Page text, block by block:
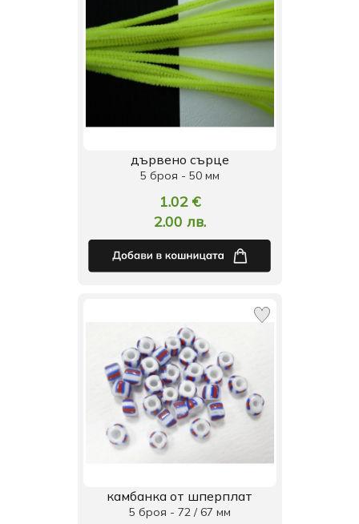
дървено сърце
5 броя - 50 мм
1.02 €
2.00 лв.
камбанка от шперплат
5 броя - 72 / 67 мм